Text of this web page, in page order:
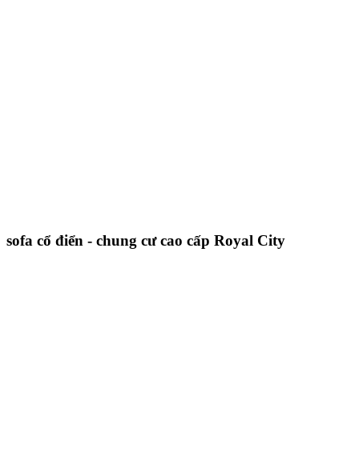
sofa cổ điển - chung cư cao cấp Royal City